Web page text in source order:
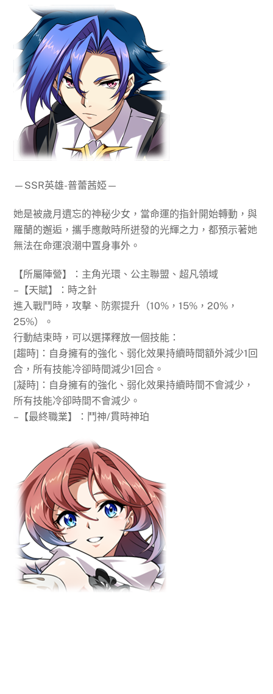
—SSR英雄-普蕾茜婭—
她是被歲月遺忘的神秘少女，當命運的指針開始轉動，與
羅蘭的邂逅，攜手應敵時所迸發的光輝之力，都預示著她
無法在命運浪潮中置身事外。
【所屬陣營】：主角光環、公主聯盟、超凡領域
–【天賦】：時之針
進入戰鬥時，攻擊、防禦提升（10%，15%，20%，
25%）。
行動結束時，可以選擇釋放一個技能：
[趨時]：自身擁有的強化、弱化效果持續時間額外減少1回
合，所有技能冷卻時間減少1回合。
[凝時]：自身擁有的強化、弱化效果持續時間不會減少，
所有技能冷卻時間不會減少。
–【最終職業】：鬥神/貫時神珀